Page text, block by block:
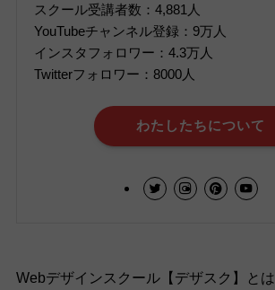
スクール受講者数：4,881人
YouTubeチャンネル登録：9万人
インスタフォロワー：4.3万人
Twitterフォロワー：8000人
わたしたちについて
Webデザインスクール【デザスク】とは